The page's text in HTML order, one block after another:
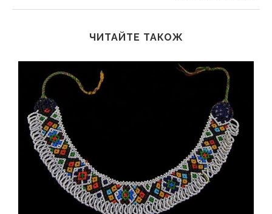
ЧИТАЙТЕ ТАКОЖ